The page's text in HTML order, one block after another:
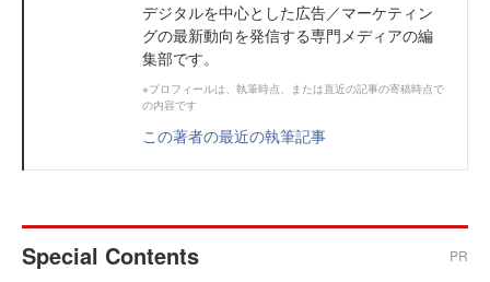
デジタルを中心とした広告／マーケティン
グの最新動向を発信する専門メディアの編
集部です。
※プロフィールは、執筆時点、または直近の記事の寄稿時点で
の内容です
この著者の最近の執筆記事
Special Contents PR